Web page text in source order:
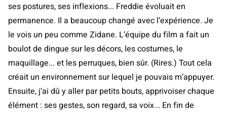
ses postures, ses inflexions... Freddie évoluait en
permanence. Il a beaucoup changé avec l’expérience. Je
le vois un peu comme Zidane. L’équipe du film a fait un
boulot de dingue sur les décors, les costumes, le
maquillage... et les perruques, bien sûr. (Rires.) Tout cela
créait un environnement sur lequel je pouvais m’appuyer.
Ensuite, j’ai dû y aller par petits bouts, apprivoiser chaque
élément : ses gestes, son regard, sa voix... En fin de